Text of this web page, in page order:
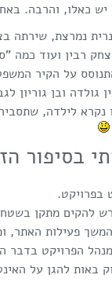
כאלו, והרבה.
נמרצת, שירתה
רבין ועוד
על הקיר
גולדה ובן
נקרא לילדה,
בסיפור
בפרויקט.
להקים מתקן בשטח
פעילות האתר,
הפרויקט בדבר
באות להגן על